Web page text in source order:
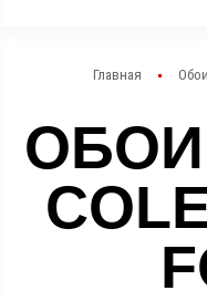
Главная Обои
ОБОИ